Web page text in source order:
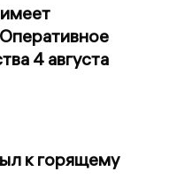
4 августа
к горящему